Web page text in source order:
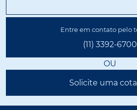
Entre em contato pelo
(11) 3392-6700
OU
Solicite uma